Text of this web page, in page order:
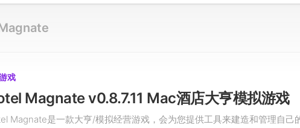
戏
Magnate v0.8.7.11 Mac酒店大亨模拟游戏
Magnate是一款大亨/模拟经营游戏，会为您提供工具来建造和管理自己